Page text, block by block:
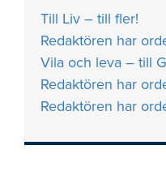
Till Liv – till fler!
Redaktören har
Vila och leva – till
Redaktören har
Redaktören har